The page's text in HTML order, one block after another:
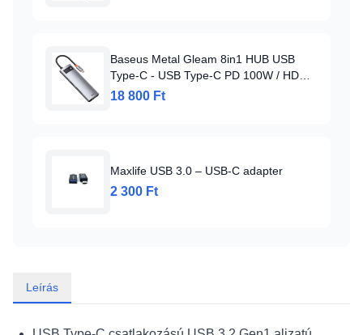
Baseus Metal Gleam 8in1 HUB USB
Type-C - USB Type-C PD 100W / HDMI
4K 30Hz / 3x USB 3.2 Gen 1/ RJ45
18 800 Ft
Maxlife USB 3.0 – USB-C adapter
2 300 Ft
Leírás